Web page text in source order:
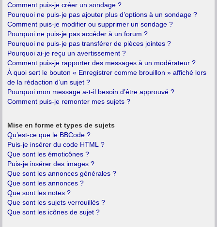
Comment puis-je créer un sondage ?
Pourquoi ne puis-je pas ajouter plus d’options à un sondage ?
Comment puis-je modifier ou supprimer un sondage ?
Pourquoi ne puis-je pas accéder à un forum ?
Pourquoi ne puis-je pas transférer de pièces jointes ?
Pourquoi ai-je reçu un avertissement ?
Comment puis-je rapporter des messages à un modérateur ?
À quoi sert le bouton « Enregistrer comme brouillon » affiché lors
de la rédaction d’un sujet ?
Pourquoi mon message a-t-il besoin d’être approuvé ?
Comment puis-je remonter mes sujets ?
Mise en forme et types de sujets
Qu’est-ce que le BBCode ?
Puis-je insérer du code HTML ?
Que sont les émoticônes ?
Puis-je insérer des images ?
Que sont les annonces générales ?
Que sont les annonces ?
Que sont les notes ?
Que sont les sujets verrouillés ?
Que sont les icônes de sujet ?